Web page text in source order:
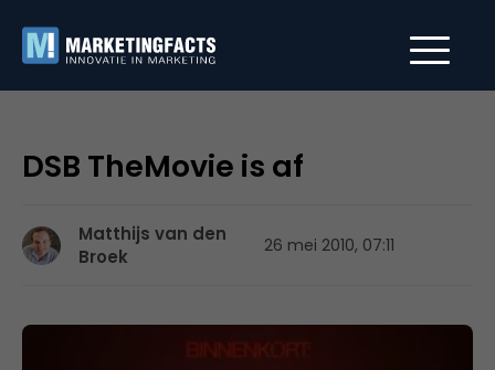
DSB TheMovie is af
Matthijs van den
Broek
26 mei 2010, 07:11